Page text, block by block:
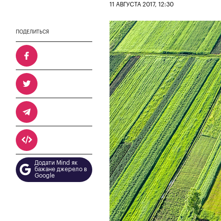
11 АВГУСТА 2017, 12:30
ПОДЕЛИТЬСЯ
Додати Mind як
бажане джерело в
Google